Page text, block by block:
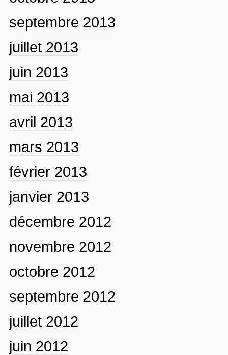
septembre 2013
juillet 2013
juin 2013
mai 2013
avril 2013
mars 2013
février 2013
janvier 2013
décembre 2012
novembre 2012
octobre 2012
septembre 2012
juillet 2012
juin 2012